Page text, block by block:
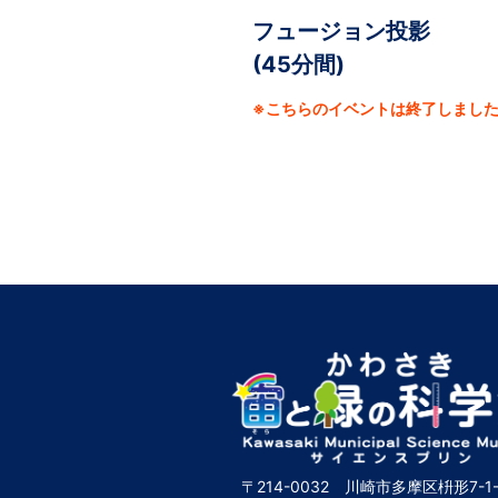
フュージョン投影
(45分間)
※こちらのイベントは終了しまし
〒214-0032 川崎市多摩区枡形7-